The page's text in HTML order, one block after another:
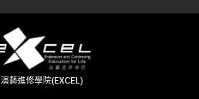
演藝進修學院(EXCEL)